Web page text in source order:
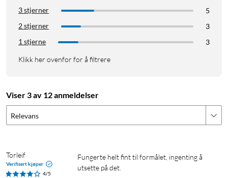
3 stjerner
5
2 stjerner
3
1 stjerne
3
Klikk her ovenfor for å filtrere
Viser 3 av 12 anmeldelser
Relevans
Torleif
Verifisert kjøper
4/5
Fungerte helt fint til formålet, ingenting å
utsette på det.